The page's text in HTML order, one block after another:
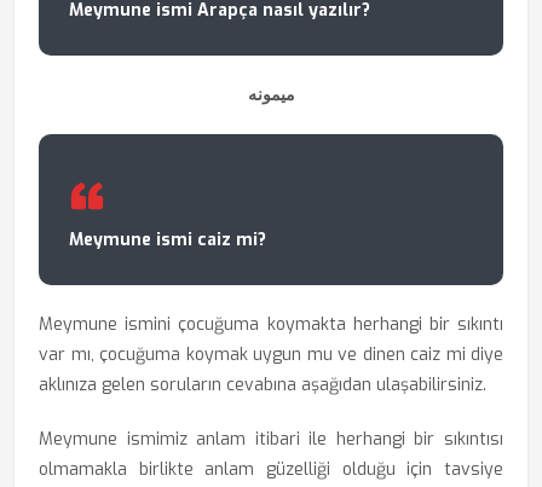
Meymune ismi Arapça nasıl yazılır?
ميمونه
Meymune ismi caiz mi?
Meymune ismini çocuğuma koymakta herhangi bir sıkıntı
var mı, çocuğuma koymak uygun mu ve dinen caiz mi diye
aklınıza gelen soruların cevabına aşağıdan ulaşabilirsiniz.
Meymune ismimiz anlam itibari ile herhangi bir sıkıntısı
olmamakla birlikte anlam güzelliği olduğu için tavsiye